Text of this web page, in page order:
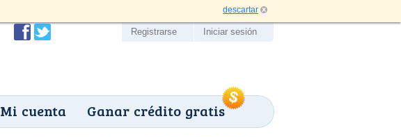
descartar
Ganar crédito gratis
Mi cuenta
Registrarse Iniciar sesión